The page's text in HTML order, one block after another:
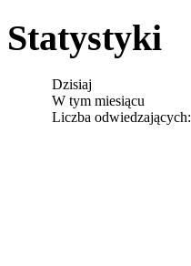
Statystyki
Dzisiaj
W tym miesiącu
Liczba odwiedzających: